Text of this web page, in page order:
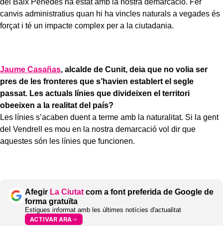
del Baix Penedès ha estat amb la nostra demarcació. Fer
canvis administratius quan hi ha vincles naturals a vegades és
forçat i té un impacte complex per a la ciutadania.
Jaume Casañas, alcalde de Cunit, deia que no volia ser
pres de les fronteres que s’havien establert el segle
passat. Les actuals línies que divideixen el territori
obeeixen a la realitat del país?
Les línies s’acaben duent a terme amb la naturalitat. Si la gent
del Vendrell es mou en la nostra demarcació vol dir que
aquestes són les línies que funcionen.
Afegir La Ciutat com a font preferida de Google de
forma gratuïta
Estigues informat amb les últimes notícies d'actualitat
ACTIVAR ARA